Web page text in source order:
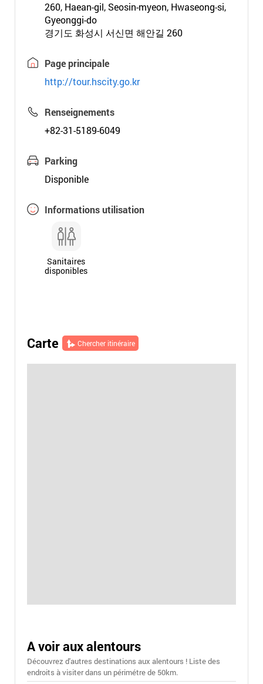
260, Haean-gil, Seosin-myeon, Hwaseong-si,
Gyeonggi-do
경기도 화성시 서신면 해안길 260
Page principale
http://tour.hscity.go.kr
Renseignements
+82-31-5189-6049
Parking
Disponible
Informations utilisation
Sanitaires
disponibles
Carte Chercher itinéraire
A voir aux alentours
Découvrez d'autres destinations aux alentours ! Liste des
endroits à visiter dans un périmétre de 50km.